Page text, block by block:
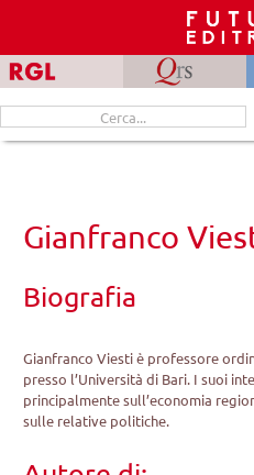
content
Cerca
per:
Gianfranco
Biografia
Gianfranco Viesti è professore
presso l’Università di Bari. I suoi
principalmente sull’economia
sulle relative politiche.